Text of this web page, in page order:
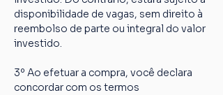
disponibilidade de vagas, sem direito à
reembolso de parte ou integral do valor
investido.
3º Ao efetuar a compra, você declara
concordar com os termos